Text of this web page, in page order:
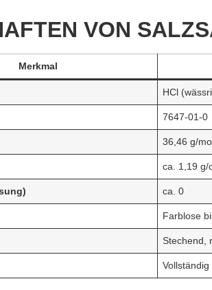
VON
Merkmal
HCl
7647-01-0
36,46 g/
ca. 1,19 g/
ca. 0
Farblose
Stechend,